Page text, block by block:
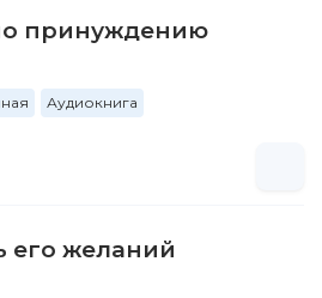
принуждению
Аудиокнига
его желаний